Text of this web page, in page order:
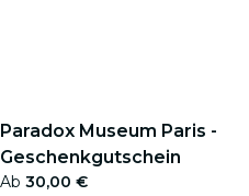
Paradox Museum Paris -
Geschenkgutschein
Ab 30,00 €